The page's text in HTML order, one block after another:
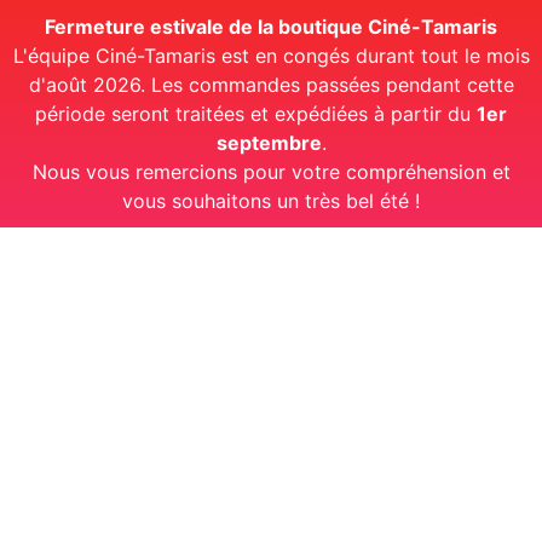
Fermeture estivale de la boutique Ciné-Tamaris
L'équipe Ciné-Tamaris est en congés durant tout le mois
d'août 2026. Les commandes passées pendant cette
période seront traitées et expédiées à partir du 1er
septembre.
Nous vous remercions pour votre compréhension et
vous souhaitons un très bel été !